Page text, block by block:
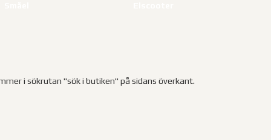
i sökrutan "sök i butiken" på sidans överkant.